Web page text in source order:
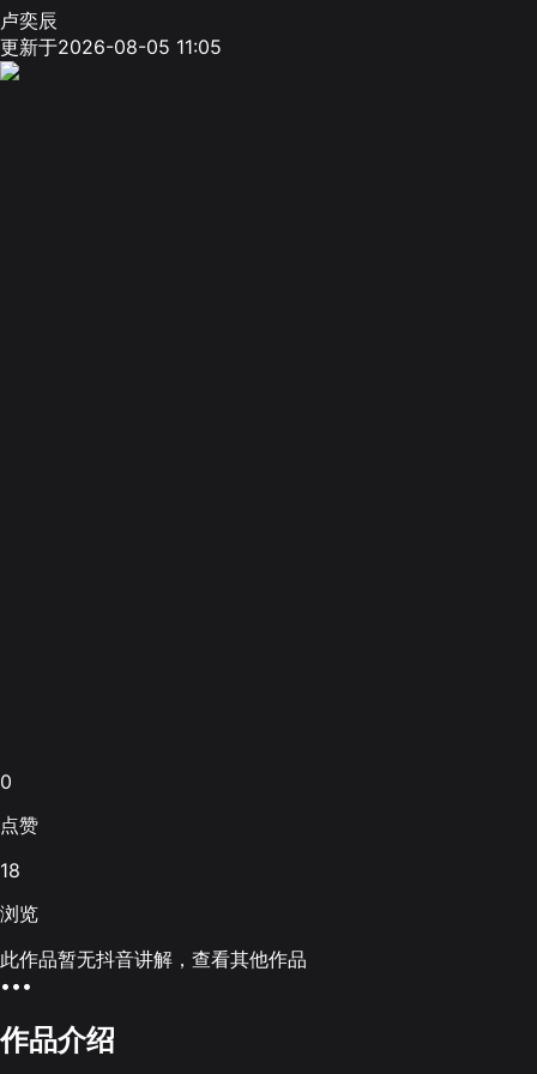
卢奕辰
更新于2026-08-05 11:05
0
点赞
18
浏览
此作品暂无抖音讲解，查看其他作品
•••
作品介绍